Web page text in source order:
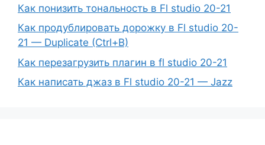
Как понизить тональность в Fl studio 20-21
Как продублировать дорожку в Fl studio 20-
21 — Duplicate (Ctrl+B)
Как перезагрузить плагин в fl studio 20-21
Как написать джаз в Fl studio 20-21 — Jazz